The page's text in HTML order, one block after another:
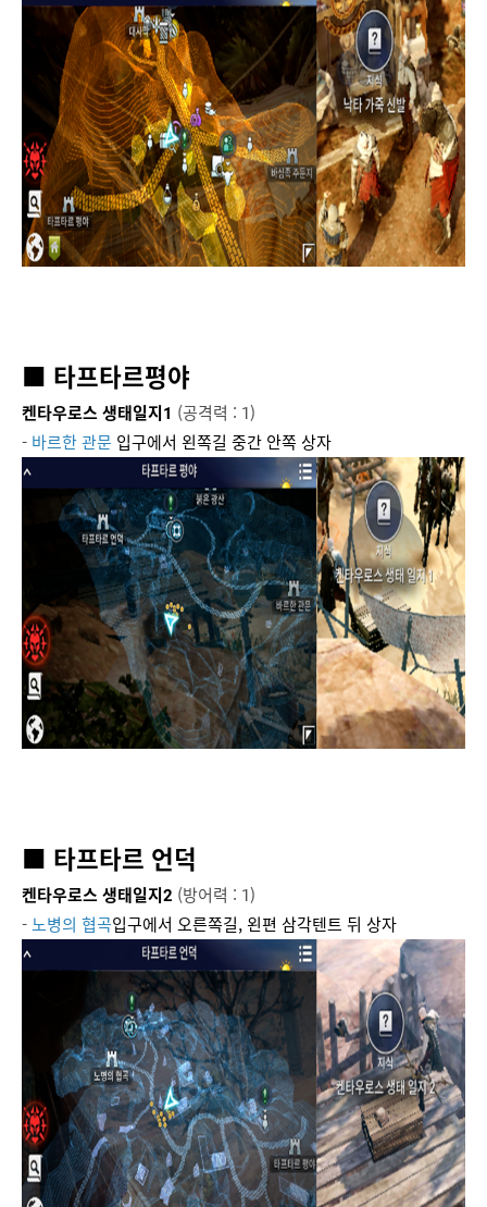
■ 타프타르평야
켄타우로스 생태일지1 (공격력 : 1)
- 바르한 관문 입구에서 왼쪽길 중간 안쪽 상자
■ 타프타르 언덕
켄타우로스 생태일지2 (방어력 : 1)
-노병의 협곡입구에서 오른쪽길, 왼편 삼각텐트 뒤 상자